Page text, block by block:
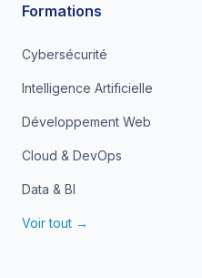
Formations
Cybersécurité
Intelligence Artificielle
Développement Web
Cloud & DevOps
Data & BI
Voir tout →